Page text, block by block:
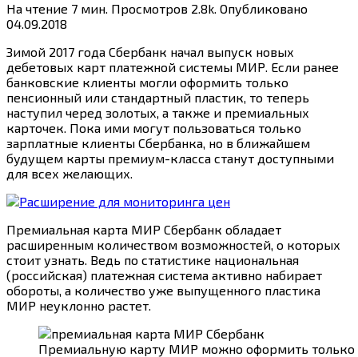
На чтение 7 мин. Просмотров 2.8k. Опубликовано
04.09.2018
Зимой 2017 года Сбербанк начал выпуск новых
дебетовых карт платежной системы МИР. Если ранее
банковские клиенты могли оформить только
пенсионный или стандартный пластик, то теперь
наступил черед золотых, а также и премиальных
карточек. Пока ими могут пользоваться только
зарплатные клиенты Сбербанка, но в ближайшем
будущем карты премиум-класса станут доступными
для всех желающих.
Премиальная карта МИР Сбербанк обладает
расширенным количеством возможностей, о которых
стоит узнать. Ведь по статистике национальная
(российская) платежная система активно набирает
обороты, а количество уже выпущенного пластика
МИР неуклонно растет.
Премиальную карту МИР можно оформить только